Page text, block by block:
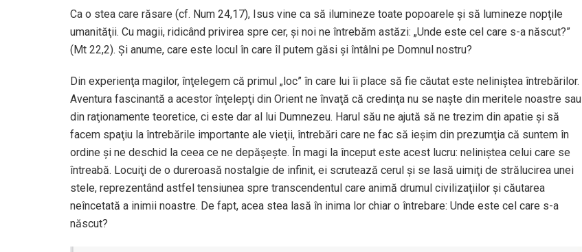
Ca o stea care răsare (cf. Num 24,17), Isus vine ca să ilumineze toate popoarele şi să lumineze nopţile
umanităţii. Cu magii, ridicând privirea spre cer, şi noi ne întrebăm astăzi: „Unde este cel care s-a născut?”
(Mt 22,2). Şi anume, care este locul în care îl putem găsi şi întâlni pe Domnul nostru?
Din experienţa magilor, înţelegem că primul „loc” în care lui îi place să fie căutat este neliniştea întrebărilor.
Aventura fascinantă a acestor înţelepţi din Orient ne învaţă că credinţa nu se naşte din meritele noastre sau
din raţionamente teoretice, ci este dar al lui Dumnezeu. Harul său ne ajută să ne trezim din apatie şi să
facem spaţiu la întrebările importante ale vieţii, întrebări care ne fac să ieşim din prezumţia că suntem în
ordine şi ne deschid la ceea ce ne depăşeşte. În magi la început este acest lucru: neliniştea celui care se
întreabă. Locuiţi de o dureroasă nostalgie de infinit, ei scrutează cerul şi se lasă uimiţi de strălucirea unei
stele, reprezentând astfel tensiunea spre transcendentul care animă drumul civilizaţiilor şi căutarea
neîncetată a inimii noastre. De fapt, acea stea lasă în inima lor chiar o întrebare: Unde este cel care s-a
născut?